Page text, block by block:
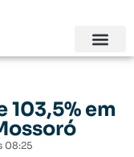
103,5% em
08:25